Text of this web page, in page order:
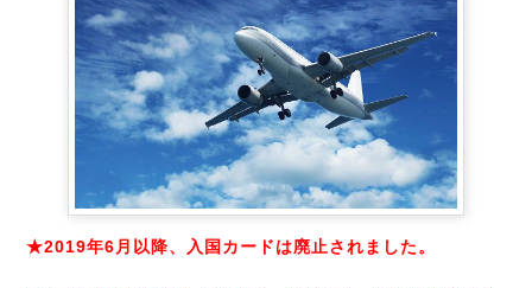
★2019年6月以降、入国カードは廃止されました。